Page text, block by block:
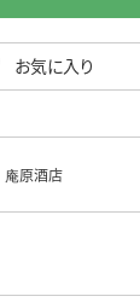
お気に入り
庵原酒店